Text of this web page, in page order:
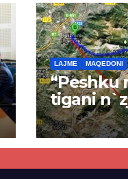
LAJME MAQEDONI
“Peshku
tigani
Ende pa
projekti i
komuna
nis